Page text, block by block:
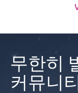
무한히
커뮤니